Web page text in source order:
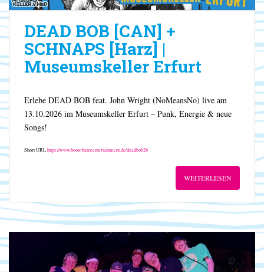
DEAD BOB [CAN] +
SCHNAPS [Harz] |
Museumskeller Erfurt
Erlebe DEAD BOB feat. John Wright (NoMeansNo) live am
13.10.2026 im Museumskeller Erfurt – Punk, Energie & neue
Songs!
Short URLhttps://www.boombatzeentertainment.de/deadbob26
WEITERLESEN